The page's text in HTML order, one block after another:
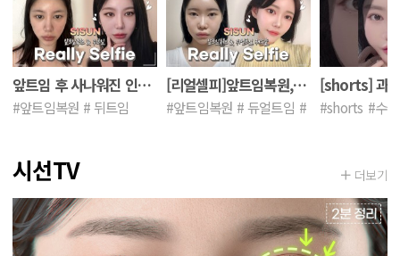
앞트임 후 사나워진 인상, 앞트임복원+뒤트임 후 변화는? [시선성형외과 리얼셀피]
#앞트임복원 # 뒤트임
[리얼셀피]앞트임복원, 듀얼트임 회복기간은?
#앞트임복원 # 듀얼트임 #
#shorts #수
시선TV 더보기